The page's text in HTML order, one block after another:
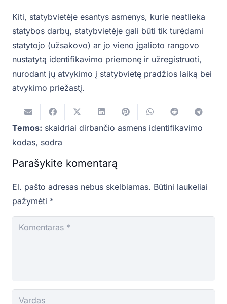
Kiti, statybvietėje esantys asmenys, kurie neatlieka
statybos darbų, statybvietėje gali būti tik turėdami
statytojo (užsakovo) ar jo vieno įgalioto rangovo
nustatytą identifikavimo priemonę ir užregistruoti,
nurodant jų atvykimo į statybvietę pradžios laiką bei
atvykimo priežastį.
Temos: skaidriai dirbančio asmens identifikavimo
kodas, sodra
Parašykite komentarą
El. pašto adresas nebus skelbiamas. Būtini laukeliai
pažymėti *